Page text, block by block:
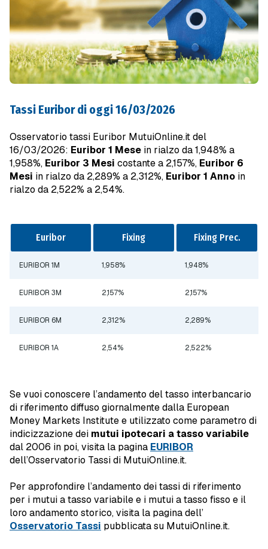
Tassi Euribor di oggi 16/03/2026
Osservatorio tassi Euribor MutuiOnline.it del
16/03/2026: Euribor 1 Mese in rialzo da 1,948% a
1,958%, Euribor 3 Mesi costante a 2,157%, Euribor 6
Mesi in rialzo da 2,289% a 2,312%, Euribor 1 Anno in
rialzo da 2,522% a 2,54%.
Euribor Fixing Fixing Prec.
EURIBOR 1M 1,958% 1,948%
EURIBOR 3M 2,157% 2,157%
EURIBOR 6M 2,312% 2,289%
EURIBOR 1A 2,54% 2,522%
Se vuoi conoscere l’andamento del tasso interbancario
di riferimento diffuso giornalmente dalla European
Money Markets Institute e utilizzato come parametro di
indicizzazione dei mutui ipotecari a tasso variabile
dal 2006 in poi, visita la pagina EURIBOR
dell’Osservatorio Tassi di MutuiOnline.it.
Per approfondire l’andamento dei tassi di riferimento
per i mutui a tasso variabile e i mutui a tasso fisso e il
loro andamento storico, visita la pagina dell’
Osservatorio Tassi pubblicata su MutuiOnline.it.